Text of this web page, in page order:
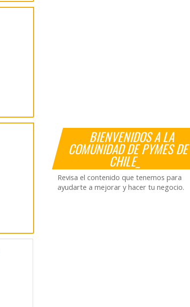
BIENVENIDOS A LA
COMUNIDAD DE PYMES DE
CHILE_
Revisa el contenido que tenemos para
ayudarte a mejorar y hacer tu negocio.